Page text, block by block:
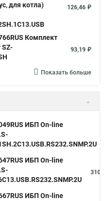
для котла)
126,46 ₽
Комплект
93,19 ₽
Показать больше
ИБП On-line
ИБП On-line
ИБП On-line